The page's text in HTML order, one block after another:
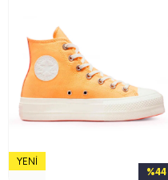
%44
YENI